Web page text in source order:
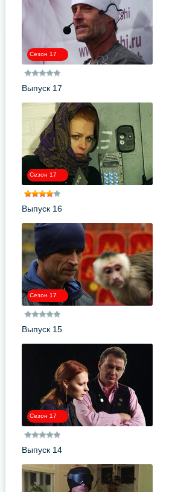
Сезон 17
Выпуск 17
Сезон 17
Выпуск 16
Сезон 17
Выпуск 15
Сезон 17
Выпуск 14